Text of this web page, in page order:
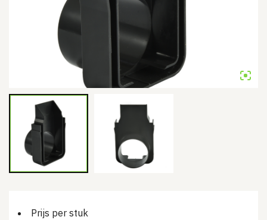
Prijs per stuk